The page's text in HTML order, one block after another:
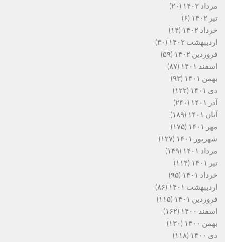
مرداد ۱۴۰۲
(۲۰)
تیر ۱۴۰۲
(۶)
خرداد ۱۴۰۲
(۱۴)
اردیبهشت ۱۴۰۲
(۳۰)
فروردین ۱۴۰۲
(۵۹)
اسفند ۱۴۰۱
(۸۷)
بهمن ۱۴۰۱
(۹۳)
دی ۱۴۰۱
(۱۲۲)
آذر ۱۴۰۱
(۲۴۰)
آبان ۱۴۰۱
(۱۸۹)
مهر ۱۴۰۱
(۱۷۵)
شهریور ۱۴۰۱
(۱۲۷)
مرداد ۱۴۰۱
(۱۴۹)
تیر ۱۴۰۱
(۱۱۴)
خرداد ۱۴۰۱
(۹۵)
اردیبهشت ۱۴۰۱
(۸۶)
فروردین ۱۴۰۱
(۱۱۵)
اسفند ۱۴۰۰
(۱۶۲)
بهمن ۱۴۰۰
(۱۳۰)
دی ۱۴۰۰
(۱۱۸)